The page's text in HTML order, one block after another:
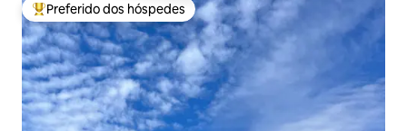
Entre os melhores preferidos dos hóspedes
Preferido dos hóspedes